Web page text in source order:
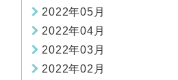
2022年05月
2022年04月
2022年03月
2022年02月